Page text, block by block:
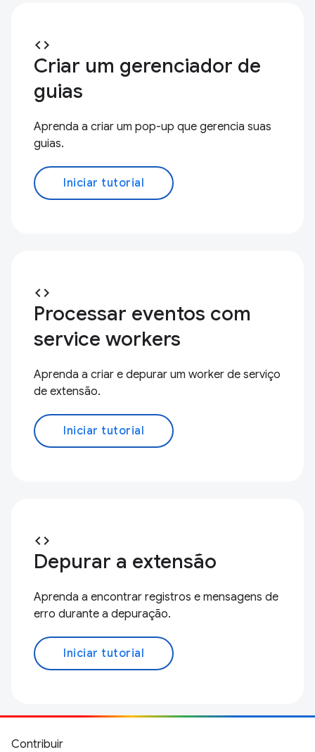
code
Criar um gerenciador de
guias
Aprenda a criar um pop-up que gerencia suas
guias.
Iniciar tutorial
code
Processar eventos com
service workers
Aprenda a criar e depurar um worker de serviço
de extensão.
Iniciar tutorial
code
Depurar a extensão
Aprenda a encontrar registros e mensagens de
erro durante a depuração.
Iniciar tutorial
Contribuir